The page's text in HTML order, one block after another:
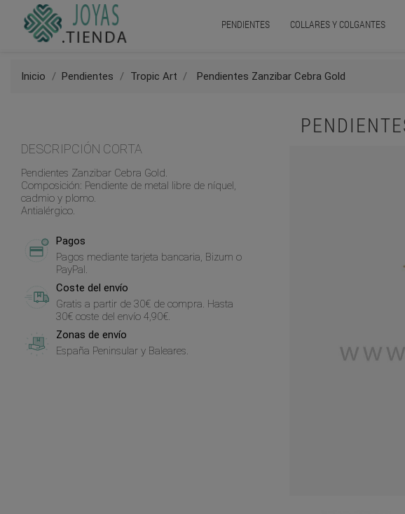
PENDIENTES COLLARES Y COLGANTES
Inicio Pendientes Tropic Art Pendientes Zanzibar Cebra Gold
DESCRIPCIÓN CORTA
Pendientes Zanzibar Cebra Gold.
Composición: Pendiente de metal libre de níquel,
cadmio y plomo.
Antialérgico.
Pagos
Pagos mediante tarjeta bancaria, Bizum o
PayPal.
Coste del envío
Gratis a partir de 30€ de compra. Hasta
30€ coste del envío 4,90€.
Zonas de envío
España Peninsular y Baleares.